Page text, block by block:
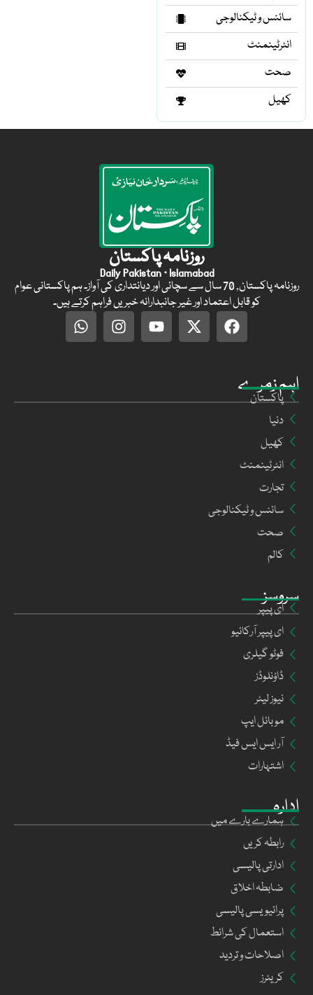
سائنس و ٹیکنالوجی
انٹرٹینمنٹ
صحت
کھیل
ادارہ
ہمارے بارے میں
رابطہ کریں
ادارتی پالیسی
ضابطہ اخلاق
پرائیویسی پالیسی
استعمال کی شرائط
اصلاحات و تردید
کریئرز
سروسز
ای پیپر
ای پیپر آرکائیو
فوٹو گیلری
ڈاؤنلوڈز
نیوز لیٹر
موبائل ایپ
آر ایس ایس فیڈ
اشتہارات
اہم زمرے
پاکستان
دنیا
کھیل
انٹرٹینمنٹ
تجارت
سائنس و ٹیکنالوجی
صحت
کالم
روزنامہ پاکستان
Daily Pakistan · Islamabad
روزنامہ پاکستان, 70 سال سے سچائی اور دیانتداری کی آواز۔ ہم پاکستانی عوام
کو قابل اعتماد اور غیر جانبدارانہ خبریں فراہم کرتے ہیں۔